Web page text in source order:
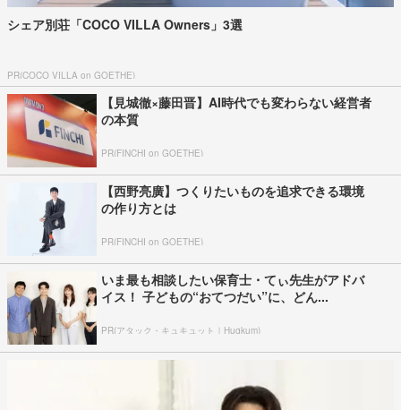
シェア別荘「COCO VILLA Owners」3選
PR(COCO VILLA on GOETHE)
【見城徹×藤田晋】AI時代でも変わらない経営者
の本質
PR(FINCHI on GOETHE)
【西野亮廣】つくりたいものを追求できる環境
の作り方とは
PR(FINCHI on GOETHE)
いま最も相談したい保育士・てぃ先生がアドバ
イス！ 子どもの“おてつだい”に、どん...
PR(アタック・キュキュット｜Hugkum)